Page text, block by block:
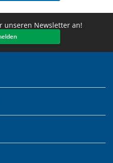
unseren Newsletter an!